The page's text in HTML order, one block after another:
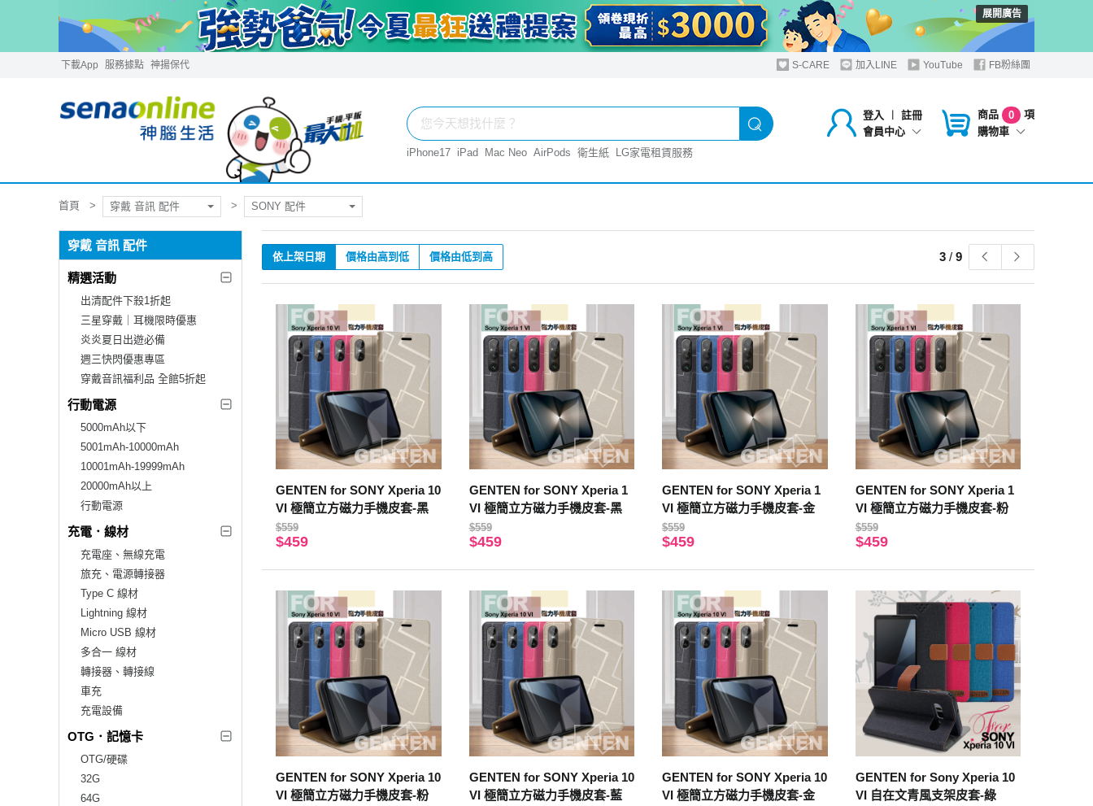
展開廣告
下載App 服務據點 神揚保代 S-CARE 加入LINE YouTube FB粉絲團
登入 ︱
註冊
會員中心
商品 0
項
購物車
iPhone17 iPad Mac Neo AirPods 衛生紙 LG家電租賃服務
首頁 穿戴 音訊 配件 SONY 配件
穿戴 音訊 配件
精選活動
出清配件下殺1折起
三星穿戴｜耳機限時優惠
炎炎夏日出遊必備
週三快閃優惠專區
穿戴音訊福利品 全館5折起
行動電源
5000mAh以下
5001mAh-10000mAh
10001mAh-19999mAh
20000mAh以上
行動電源
充電．線材
充電座、無線充電
旅充、電源轉接器
Type C 線材
Lightning 線材
Micro USB 線材
多合一 線材
轉接器、轉接線
車充
充電設備
OTG．記憶卡
OTG/硬碟
32G
64G
依上架日期 價格由高到低 價格由低到高 3 / 9
GENTEN for SONY Xperia 10
VI 極簡立方磁力手機皮套-黑
$559
$459
GENTEN for SONY Xperia 1
VI 極簡立方磁力手機皮套-黑
$559
$459
GENTEN for SONY Xperia 1
VI 極簡立方磁力手機皮套-金
$559
$459
GENTEN for SONY Xperia 1
VI 極簡立方磁力手機皮套-粉
$559
$459
GENTEN for SONY Xperia 10
VI 極簡立方磁力手機皮套-粉
GENTEN for SONY Xperia 10
VI 極簡立方磁力手機皮套-藍
GENTEN for SONY Xperia 10
VI 極簡立方磁力手機皮套-金
GENTEN for Sony Xperia 10
VI 自在文青風支架皮套-綠